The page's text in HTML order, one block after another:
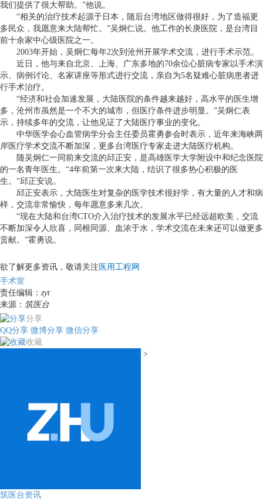
我们提供了很大帮助。 ”他说。
“相关的治疗技术起源于日本，随后台湾地区做得很好，为了造福更
多民众，我愿意来大陆帮忙。 ”吴炯仁说。他工作的长庚医院，是台湾目
前十余家中心级医院之一。
2003年开始，吴炯仁每年2次到沧州开展学术交流，进行手术示范。
近日，他与来自北京、上海、广东多地的70余位心脏病专家以手术演
示、病例讨论、名家讲座等形式进行交流，亲自为5名疑难心脏病患者进
行手术治疗。
“经济和社会加速发展，大陆医院的条件越来越好，高水平的医生增
多，沧州市虽然是一个不大的城市，但医疗条件进步明显。 ”吴炯仁表
示，持续多年的交流，让他见证了大陆医疗事业的变化。
中华医学会心血管病学分会主任委员霍勇参会时表示，近年来海峡两
岸医疗学术交流不断加深，更多台湾医疗专家走进大陆医疗机构。
随吴炯仁一同前来交流的邱正安，是高雄医学大学附设中和纪念医院
的一名青年医生。 “4年前第一次来大陆，结识了很多热心积极的医
生。 ”邱正安说。
邱正安表示，大陆医生对复杂的医学技术很好学，有大量的人才和病
样，交流非常愉快，每年愿意多来几次。
“现在大陆和台湾CTO介入治疗技术的发展水平已经远超欧美，交流
不断加深令人欣喜，同根同源、血浓于水，学术交流在未来还可以做更多
贡献。 ”霍勇说。
欲了解更多资讯，敬请关注 医用工程网
手术室
责任编辑： zyt
来源： 筑医台
分享
QQ分享 微博分享 微信分享
收藏
>
筑医台资讯